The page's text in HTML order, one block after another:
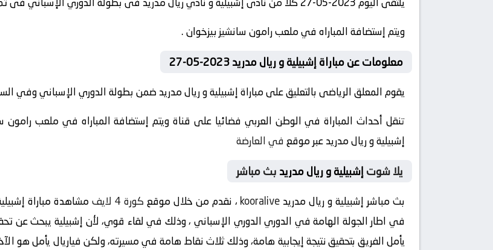
ويتم إستضافة المباراه في ملعب رامون سانشيز بيزخوان .
معلومات عن مباراة إشبيلية و ريال مدريد 2023-05-27
يقوم المعلق الرياضى بالتعليق على مباراة إشبيلية و ريال مدريد ضمن بطولة الدوري الإسباني وفي الساعة
تنقل أحداث المباراة في الوطن العربي فضائيا على قناة ويتم إستضافة المباراه في ملعب رامون
إشبيلية و ريال مدريد عبر موقعفي العارضة
يلا شوتإشبيلية و ريال مدريد بث مباشر
بث مباشر إشبيلية و ريال مدريد kooralive ، نقدم من خلال موقعكورة 4 لايف
مشاهدة مباراة
في اطار الجولة الهامة في الدوري الدوري الإسباني ، وذلك في لقاء قوي، لأن إشبيلية يبحث عن
يأمل الفريق بتحقيق نتيجة إيجابية هامة، وذلك ثلاث نقاط هامة في مسيرته، ولكن فياريال يأمل هو